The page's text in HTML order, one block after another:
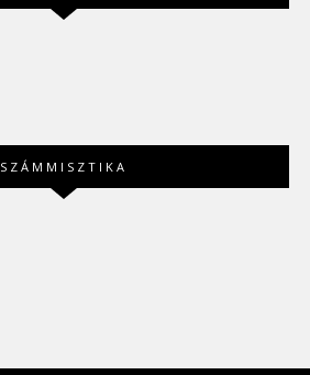
SZÁMMISZTIKA